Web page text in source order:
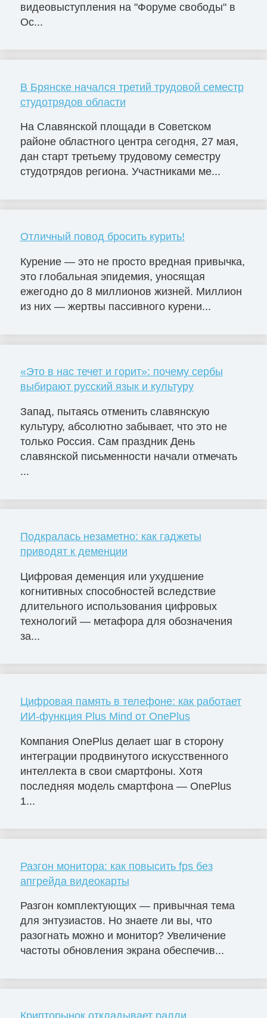
видеовыступления на "Форуме свободы" в
Ос...
В Брянске начался третий трудовой семестр
студотрядов области
На Славянской площади в Советском
районе областного центра сегодня, 27 мая,
дан старт третьему трудовому семестру
студотрядов региона. Участниками ме...
Отличный повод бросить курить!
Курение — это не просто вредная привычка,
это глобальная эпидемия, уносящая
ежегодно до 8 миллионов жизней. Миллион
из них — жертвы пассивного курени...
«Это в нас течет и горит»: почему сербы
выбирают русский язык и культуру
Запад, пытаясь отменить славянскую
культуру, абсолютно забывает, что это не
только Россия. Сам праздник День
славянской письменности начали отмечать
...
Подкралась незаметно: как гаджеты
приводят к деменции
Цифровая деменция или ухудшение
когнитивных способностей вследствие
длительного использования цифровых
технологий — метафора для обозначения
за...
Цифровая память в телефоне: как работает
ИИ-функция Plus Mind от OnePlus
Компания OnePlus делает шаг в сторону
интеграции продвинутого искусственного
интеллекта в свои смартфоны. Хотя
последняя модель смартфона — OnePlus
1...
Разгон монитора: как повысить fps без
апгрейда видеокарты
Разгон комплектующих — привычная тема
для энтузиастов. Но знаете ли вы, что
разогнать можно и монитор? Увеличение
частоты обновления экрана обеспечив...